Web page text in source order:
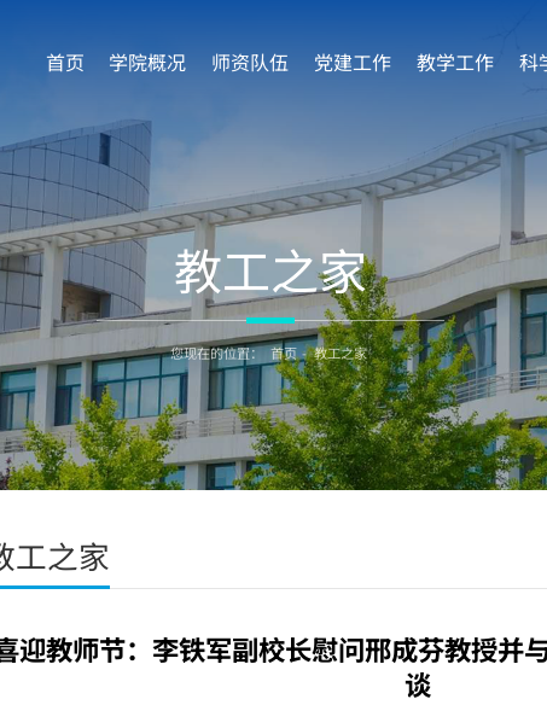
首页 学院概况 师资队伍 党建工作 教学工作 科
教工之家
您现在的位置：首页 - 教工之家
工之家
迎教师节：李铁军副校长慰问邢成芬教授并
谈